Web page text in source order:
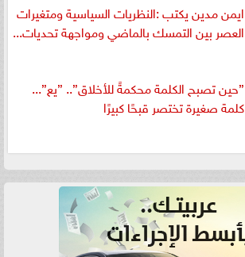
ايمن مدين يكتب :النظريات السياسية ومتغيرات
العصر بين التمسك بالماضي ومواجهة تحديات...
”حين تصبح الكلمة محكمةً للأخلاق”.. ”يع”...
كلمة صغيرة تختصر قبحًا كبيرًا